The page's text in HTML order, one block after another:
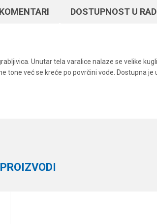
KOMENTARI DOSTUPNOST U
Unutar tela varalice nalaze se velike
već se kreće po povrčini vode. Dostupna